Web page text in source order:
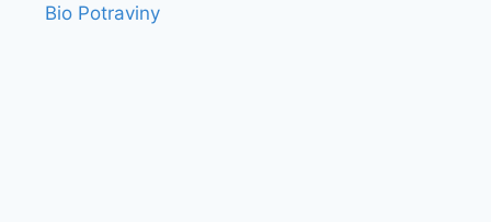
Bio Potraviny